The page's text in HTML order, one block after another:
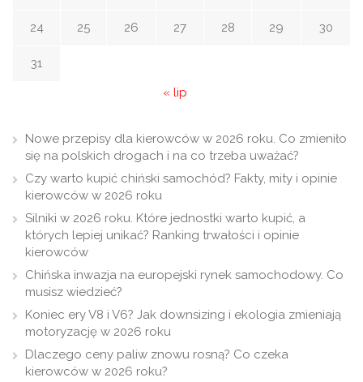
24 25 26 27 28 29 30
31
« lip
Nowe przepisy dla kierowców w 2026 roku. Co zmieniło
się na polskich drogach i na co trzeba uważać?
Czy warto kupić chiński samochód? Fakty, mity i opinie
kierowców w 2026 roku
Silniki w 2026 roku. Które jednostki warto kupić, a
których lepiej unikać? Ranking trwałości i opinie
kierowców
Chińska inwazja na europejski rynek samochodowy. Co
musisz wiedzieć?
Koniec ery V8 i V6? Jak downsizing i ekologia zmieniają
motoryzację w 2026 roku
Dlaczego ceny paliw znowu rosną? Co czeka
kierowców w 2026 roku?